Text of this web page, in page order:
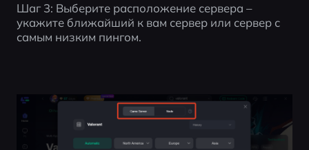
Шаг 3: Выберите расположение сервера –
укажите ближайший к вам сервер или сервер с
самым низким пингом.